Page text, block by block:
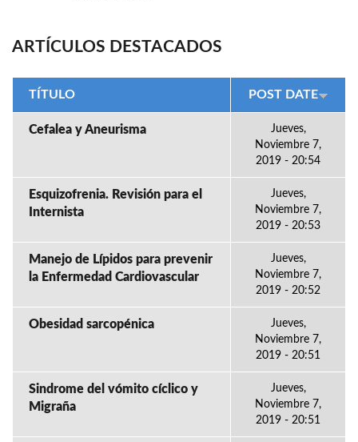
ARTÍCULOS DESTACADOS
TÍTULO POST DATE
Cefalea y Aneurisma
Jueves,
Noviembre 7,
2019 - 20:54
Esquizofrenia. Revisión para el
Internista
Jueves,
Noviembre 7,
2019 - 20:53
Manejo de Lípidos para prevenir
la Enfermedad Cardiovascular
Jueves,
Noviembre 7,
2019 - 20:52
Obesidad sarcopénica
Jueves,
Noviembre 7,
2019 - 20:51
Sindrome del vómito cíclico y
Migraña
Jueves,
Noviembre 7,
2019 - 20:51